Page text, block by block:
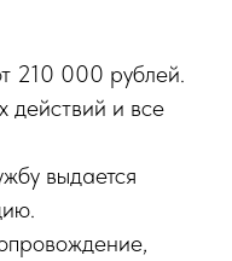
210 000 рублей.
действий и все
выдается